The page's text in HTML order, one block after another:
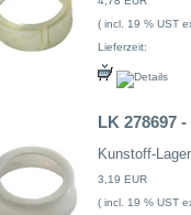
( incl. 19 % UST
Lieferzeit:
LK 278697
Kunstoff-
3,19 EUR
( incl. 19 % UST